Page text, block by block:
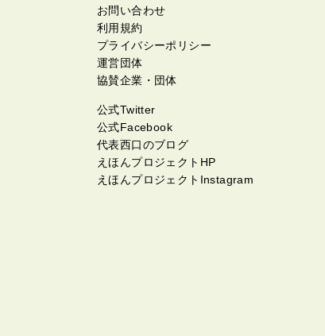
お問い合わせ
利用規約
プライバシーポリシー
運営団体
協賛企業・団体
公式Twitter
公式Facebook
代表西口のブログ
えほんプロジェクトHP
えほんプロジェクトInstagram